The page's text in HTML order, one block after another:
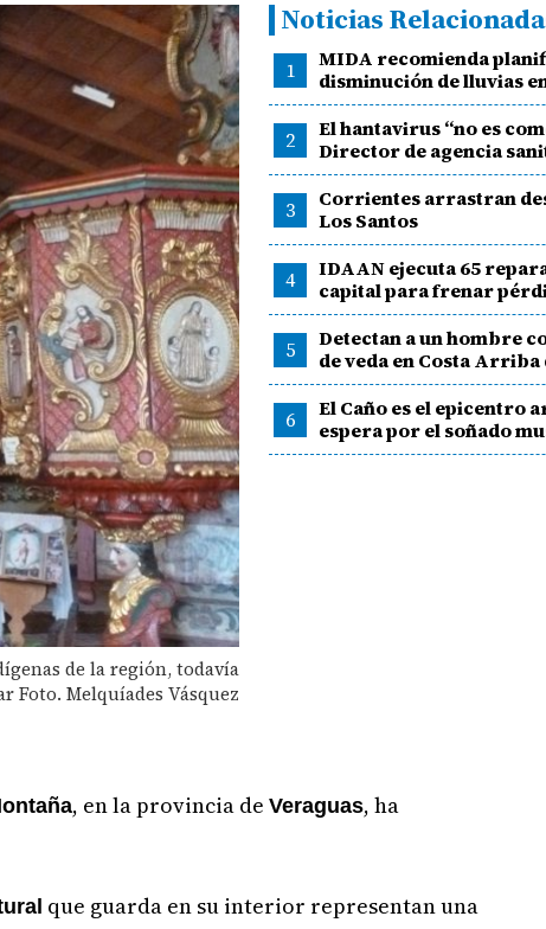
de la región, todavía
Foto. Melquíades Vásquez
Noticias
1
MIDA recomienda
disminución de lluvias
2
El hantavirus “no es
Director de agencia
3
Corrientes arrastran
Los Santos
4
IDAAN ejecuta 65
capital para frenar
5
Detectan a un hombre
de veda en Costa Arriba
6
El Caño es el epicentro
espera por el soñado
, en la provincia deVeraguas, ha
que guarda en su interior representan una